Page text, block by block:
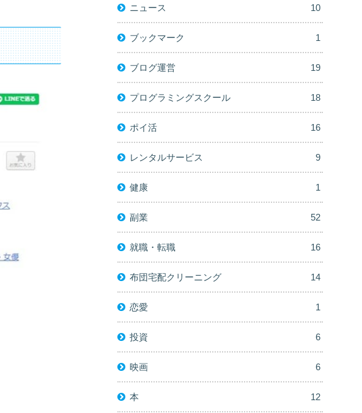
ニュース 10
ブックマーク 1
ブログ運営 19
プログラミングスクール 18
ポイ活 16
レンタルサービス 9
健康 1
副業 52
就職・転職 16
布団宅配クリーニング 14
恋愛 1
投資 6
映画 6
本 12